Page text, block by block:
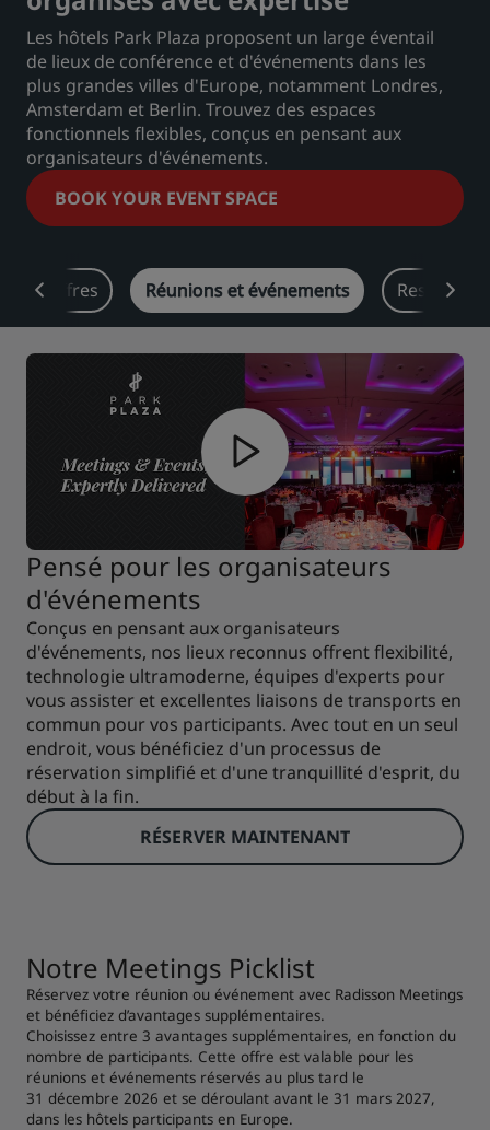
Park Plaza Park Inn by Radisson
Prize by Radisson Country Inn & Suites
Golden Tulip
Hôtels du centre-ville
Consultez notre blog
Les hôtels Park Plaza proposent un large éventail
de lieux de conférence et d'événements dans les
plus grandes villes d'Europe, notamment Londres,
Amsterdam et Berlin. Trouvez des espaces
fonctionnels flexibles, conçus en pensant aux
organisateurs d'événements.
BOOK YOUR EVENT SPACE
Offres Réunions et événements
Pensé pour les organisateurs
d'événements
Conçus en pensant aux organisateurs
d'événements, nos lieux reconnus offrent flexibilité,
technologie ultramoderne, équipes d'experts pour
vous assister et excellentes liaisons de transports en
commun pour vos participants. Avec tout en un seul
endroit, vous bénéficiez d'un processus de
réservation simplifié et d'une tranquillité d'esprit, du
début à la fin.
RÉSERVER MAINTENANT
Notre Meetings Picklist
Réservez votre réunion ou événement avec Radisson Meetings
et bénéficiez d’avantages supplémentaires.
Choisissez entre 3 avantages supplémentaires, en fonction du
nombre de participants. Cette offre est valable pour les
réunions et événements réservés au plus tard le
31 décembre 2026 et se déroulant avant le 31 mars 2027,
dans les hôtels participants en Europe.